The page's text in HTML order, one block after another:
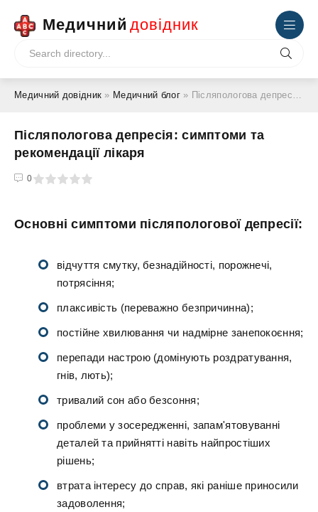
Медичний довідник
Медичний довідник » Медичний блог» Післяпологова депресія: симптоми та рекомендації лікаря
Післяпологова депресія: симптоми та
рекомендації лікаря
0
5
Основні симптоми післяпологової депресії:
відчуття смутку, безнадійності, порожнечі,
потрясіння;
плаксивість (переважно безпричинна);
постійне хвилювання чи надмірне занепокоєння;
перепади настрою (домінують роздратування,
гнів, лють);
тривалий сон або безсоння;
проблеми у зосередженні, запам'ятовуванні
деталей та прийнятті навіть найпростіших
рішень;
втрата інтересу до справ, які раніше приносили
задоволення;